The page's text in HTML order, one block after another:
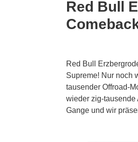
Red Bull
Red Bull
Supreme! Nur noch
tausender Offroad-
wieder zig-tausende
Gange und wir